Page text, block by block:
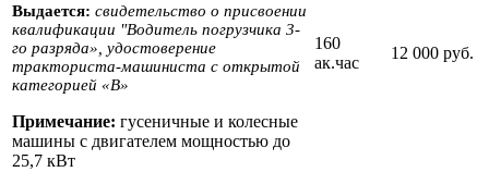
Выдается: свидетельство о присвоении
квалификации "Водитель погрузчика 3-
го разряда», удостоверение
тракториста-машиниста с открытой
категорией «B»
Примечание: гусеничные и колесные
машины с двигателем мощностью до
25,7 кВт
160
ак.час
12 000 руб.